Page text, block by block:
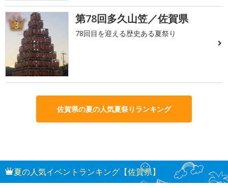
3 第78回多久山笠／佐賀県
78回目を迎える歴史ある夏祭り
佐賀県の夏の人気夏祭りランキング
夏の人気イベントランキング【佐賀県】